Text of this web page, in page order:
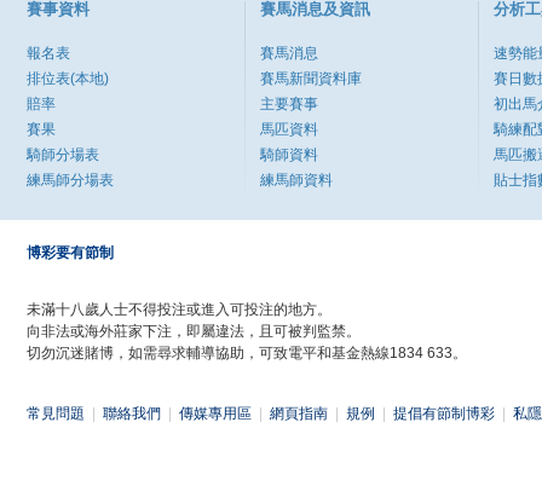
賽事資料
報名表
排位表(本地)
賠率
賽果
騎師分場表
練馬師分場表
賽馬消息及資訊
賽馬消息
賽馬新聞資料庫
主要賽事
馬匹資料
騎師資料
練馬師資料
分析
速勢能
賽日數
初出馬
騎練配
馬匹搬
貼士指
博彩要有節制
未滿十八歲人士不得投注或進入可投注的地方。
向非法或海外莊家下注，即屬違法，且可被判監禁。
切勿沉迷賭博，如需尋求輔導協助，可致電平和基金熱線1834 633。
常見問題 聯絡我們 傳媒專用區 網頁指南 規例 提倡有節制博彩 私